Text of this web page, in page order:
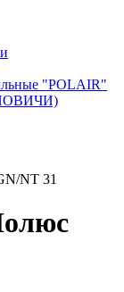
"POLAIR"
NT 31